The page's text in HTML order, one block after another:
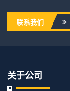
联系我们
关于公司